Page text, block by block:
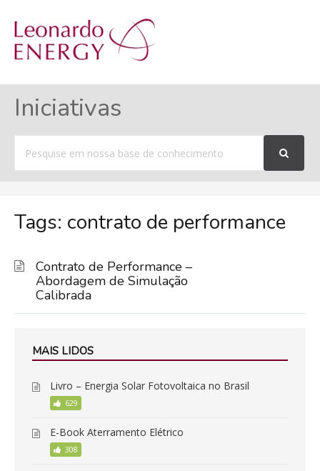
Iniciativas
por
Tags: contrato de performance
Contrato de Performance –
Abordagem de Simulação
Calibrada
MAIS LIDOS
Livro – Energia Solar Fotovoltaica no Brasil
629
E-Book Aterramento Elétrico
308